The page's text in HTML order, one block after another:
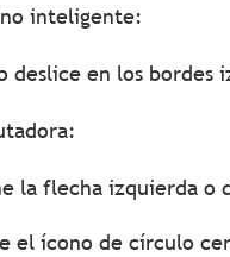
inteligente:
deslice en los bordes
la flecha izquierda o
el ícono de círculo